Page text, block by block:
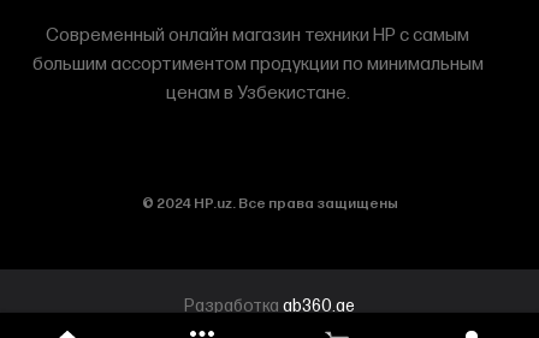
Современный онлайн магазин техники HP с самым
большим ассортиментом продукции по минимальным
ценам в Узбекистане.
© 2024 HP.uz. Все права защищены
Разработка ab360.ae